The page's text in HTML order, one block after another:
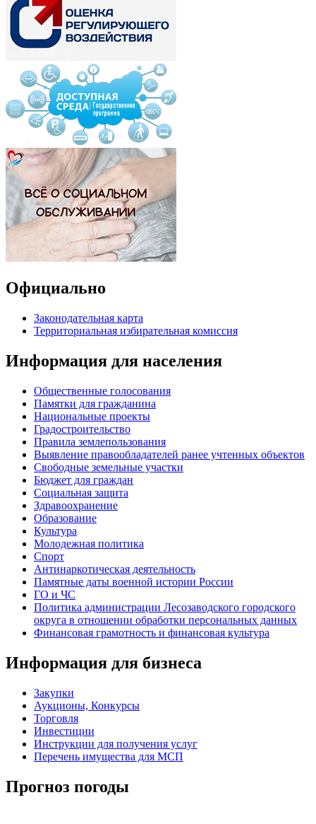
Официально
Законодательная карта
Территориальная избирательная комиссия
Информация для населения
Общественные голосования
Памятки для гражданина
Национальные проекты
Градостроительство
Правила землепользования
Выявление правообладателей ранее учтенных объектов
Свободные земельные участки
Бюджет для граждан
Социальная защита
Здравоохранение
Образование
Культура
Молодежная политика
Спорт
Антинаркотическая деятельность
Памятные даты военной истории России
ГО и ЧС
Политика администрации Лесозаводского городского
округа в отношении обработки персональных данных
Финансовая грамотность и финансовая культура
Информация для бизнеса
Закупки
Аукционы, Конкурсы
Торговля
Инвестиции
Инструкции для получения услуг
Перечень имущества для МСП
Прогноз погоды